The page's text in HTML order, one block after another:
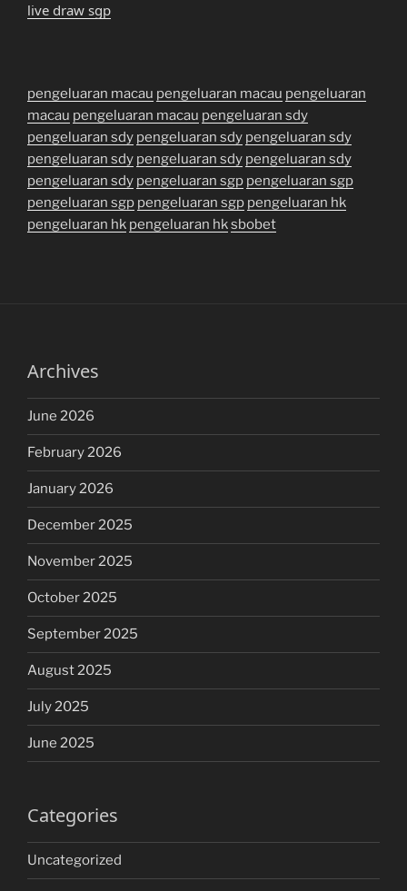
live draw sgp
pengeluaran macau pengeluaran macau pengeluaran
macau pengeluaran macau pengeluaran sdy
pengeluaran sdy pengeluaran sdy pengeluaran sdy
pengeluaran sdy pengeluaran sdy pengeluaran sdy
pengeluaran sdy pengeluaran sgp pengeluaran sgp
pengeluaran sgp pengeluaran sgp pengeluaran hk
pengeluaran hk pengeluaran hksbobet
Archives
June 2026
February 2026
January 2026
December 2025
November 2025
October 2025
September 2025
August 2025
July 2025
June 2025
Categories
Uncategorized